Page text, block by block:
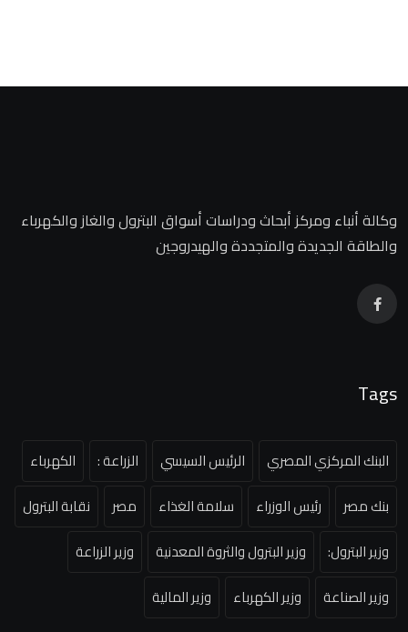
وكالة أنباء ومركز أبحاث ودراسات أسواق البترول والغاز والكهرباء
والطاقة الجديدة والمتجددة والهيدروجين
Tags
البنك المركزي المصري الرئيس السيسي الزراعة :
الكهرباء
بنك مصر
رئيس الوزراء سلامة الغذاء مصر
نقابة البترول
وزير البترول:
وزير البترول والثروة المعدنية
وزير الزراعة
وزير الصناعة
وزير الكهرباء وزير المالية